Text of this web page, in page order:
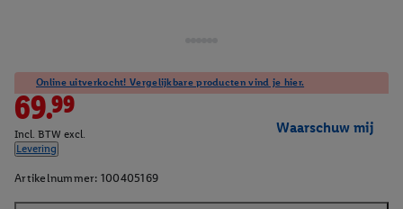
Online uitverkocht! Vergelijkbare producten vind je hier.
69.99
Incl. BTW excl.
Levering
Waarschuw mij
Artikelnummer: 100405169